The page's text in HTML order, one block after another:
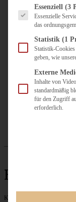
ÜBER
Bundtcake
Keine Beiträge gefunden
Es folgt eine Liste der
Essenziell (3
Essenzielle
das
Statistik (1
Statistik-
geben, wie
Externe
Inhalte von
standardmäßig
für den Zugriff
erforderlich.